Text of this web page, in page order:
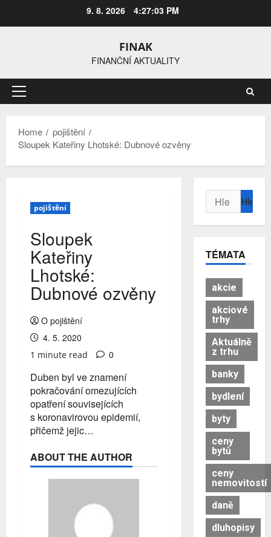
content
9. 8. 2026 4:27:04 PM
FINAK
FINANČNÍ AKTUALITY
Primary
Home
pojištění
Sloupek Kateřiny Lhotské: Dubnové ozvěny
pojištění
Sloupek
Kateřiny
Lhotské:
Dubnové ozvěny
O pojištění
4. 5. 2020
1 minute read 0
Duben byl ve znamení
pokračování omezujících
opatření souvisejících
s koronavirovou epidemií,
přičemž jejic…
ABOUT THE AUTHOR
Vyhledávání
TÉMATA
akcie
akciové
trhy
Aktuálně
z trhu
banky
bydlení
byty
ceny
bytů
ceny
nemovitostí
daně
dluhopisy